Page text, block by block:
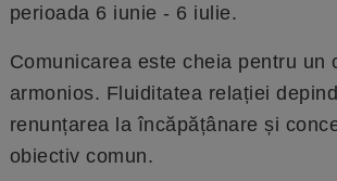
perioada 6 iunie - 6 iulie.
Comunicarea este cheia pentru un
armonios. Fluiditatea relației
renunțarea la încăpățânare și
obiectiv comun.